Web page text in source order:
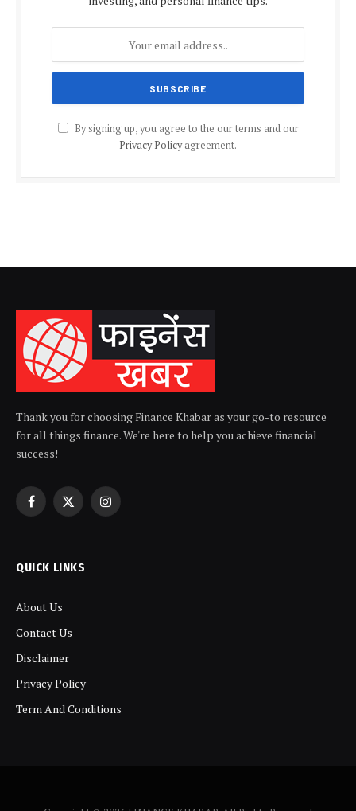
By signing up, you agree to the our terms and our
Privacy Policyagreement.
Thank you for choosing Finance Khabar as your go-to resource
for all things finance. We're here to help you achieve financial
success!
Facebook
X
Instagram
QUICK LINKS
About Us
Contact Us
Disclaimer
Privacy Policy
Term And Conditions